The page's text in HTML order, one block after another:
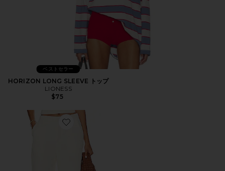
ベストセラー
HORIZON LONG SLEEVE トップ
LIONESS
$75
Favorite ROMA パンツ